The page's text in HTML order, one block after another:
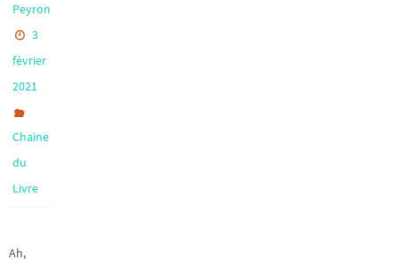
Peyron
3
février
2021
Chaine
du
Livre
Ah,